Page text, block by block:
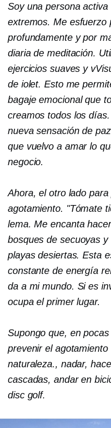
Soy una persona
extremos. Me esfuerzo
profundamente y por
diaria de meditación.
ejercicios suaves y v
de iolet. Esto me
bagaje emocional que
creamos todos los
nueva sensación de
que vuelvo a amar lo
negocio.
Ahora, el otro lado
agotamiento. "Tómate
lema. Me encanta
bosques de secuoyas y
playas desiertas. Esta
constante de energía
da a mi mundo. Si es
ocupa el primer lugar.
Supongo que, en
prevenir el agotamiento
naturaleza., nadar,
cascadas, andar en
disc golf.